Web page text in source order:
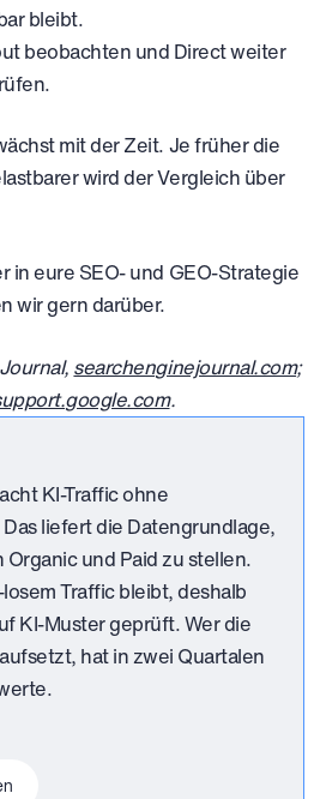
bleibt.
beobachten und Direct weiter
mit der Zeit. Je früher die
wird der Vergleich über
in eure SEO- und GEO-Strategie
wir gern darüber.
searchenginejournal.com;
.
KI-Traffic ohne
liefert die Datengrundlage,
und Paid zu stellen.
Traffic bleibt, deshalb
KI-Muster geprüft. Wer die
hat in zwei Quartalen
inside of a div block.
text inside of a div block.